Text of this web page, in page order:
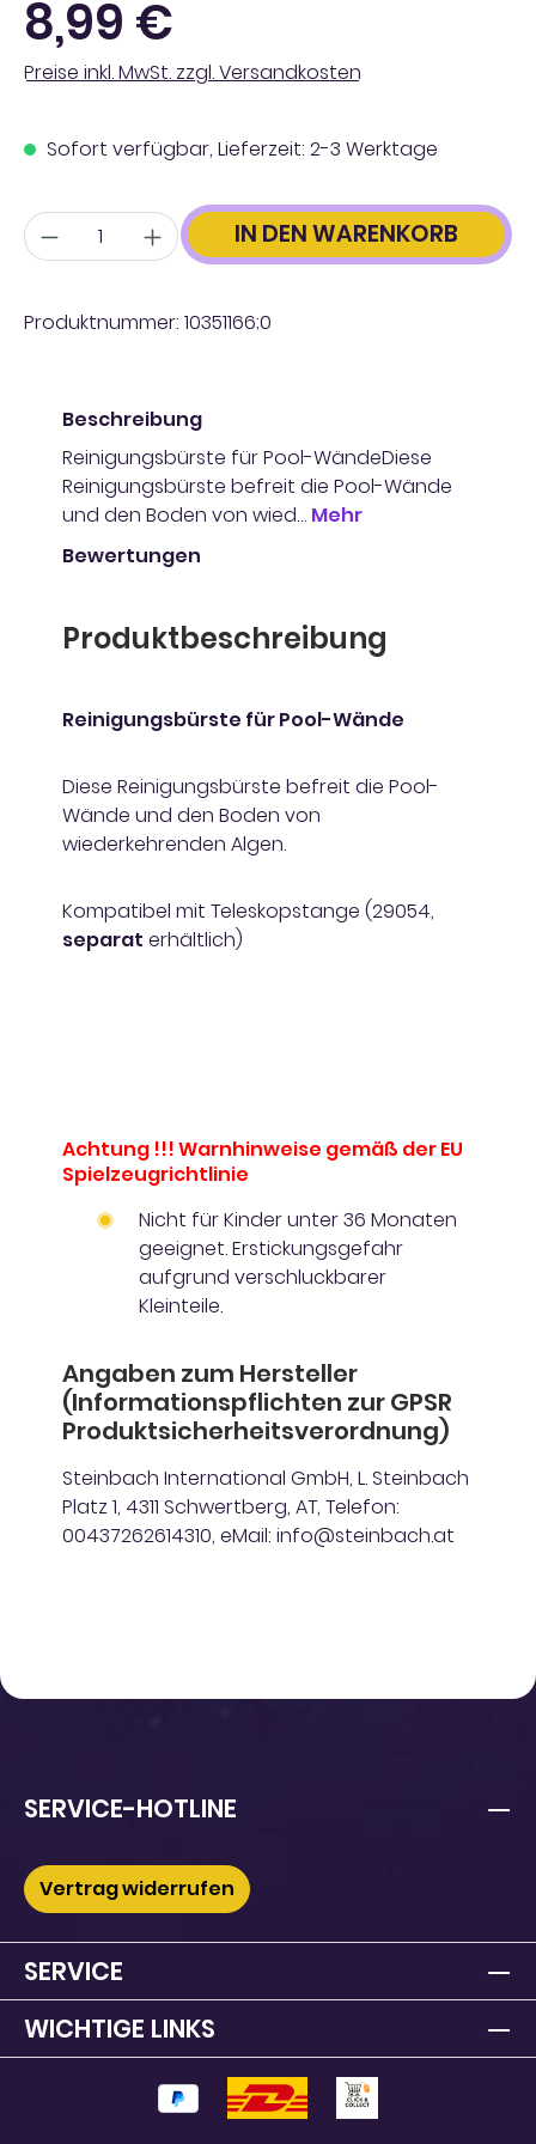
8,99 €
Preise inkl. MwSt. zzgl. Versandkosten
Sofort verfügbar, Lieferzeit: 2-3 Werktage
Anzahl IN DEN WARENKORB
Produktnummer: 10351166;0
Beschreibung
Reinigungsbürste für Pool-WändeDiese
Reinigungsbürste befreit die Pool-Wände
und den Boden von wied… Mehr
Bewertungen
Produktbeschreibung
Reinigungsbürste für Pool-Wände
Diese Reinigungsbürste befreit die Pool-
Wände und den Boden von
wiederkehrenden Algen.
Kompatibel mit Teleskopstange (29054,
separat erhältlich)
Achtung !!! Warnhinweise gemäß der EU
Spielzeugrichtlinie
Nicht für Kinder unter 36 Monaten
geeignet. Erstickungsgefahr
aufgrund verschluckbarer
Kleinteile.
Angaben zum Hersteller
(Informationspflichten zur GPSR
Produktsicherheitsverordnung)
Steinbach International GmbH, L. Steinbach
Platz 1, 4311 Schwertberg, AT, Telefon:
00437262614310, eMail: info@steinbach.at
SERVICE-HOTLINE
Vertrag widerrufen
SERVICE
WICHTIGE LINKS